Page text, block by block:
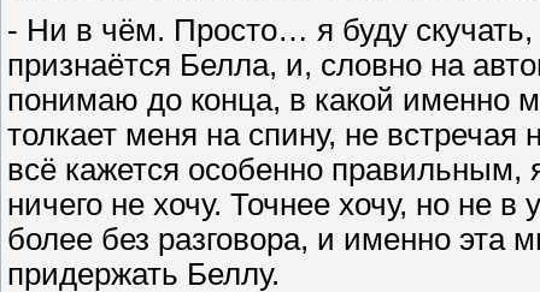
- Ни в чём. Просто… я буду
признаётся Белла, и, словно на
понимаю до конца, в какой именно
толкает меня на спину, не встречая
всё кажется особенно
ничего не хочу. Точнее хочу, но не
более без разговора, и именно эта
придержать Беллу.